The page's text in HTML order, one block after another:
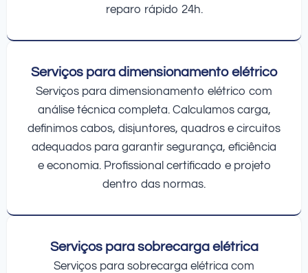
reparo rápido 24h.
Serviços para dimensionamento elétrico
Serviços para dimensionamento elétrico com
análise técnica completa. Calculamos carga,
definimos cabos, disjuntores, quadros e circuitos
adequados para garantir segurança, eficiência
e economia. Profissional certificado e projeto
dentro das normas.
Serviços para sobrecarga elétrica
Serviços para sobrecarga elétrica com